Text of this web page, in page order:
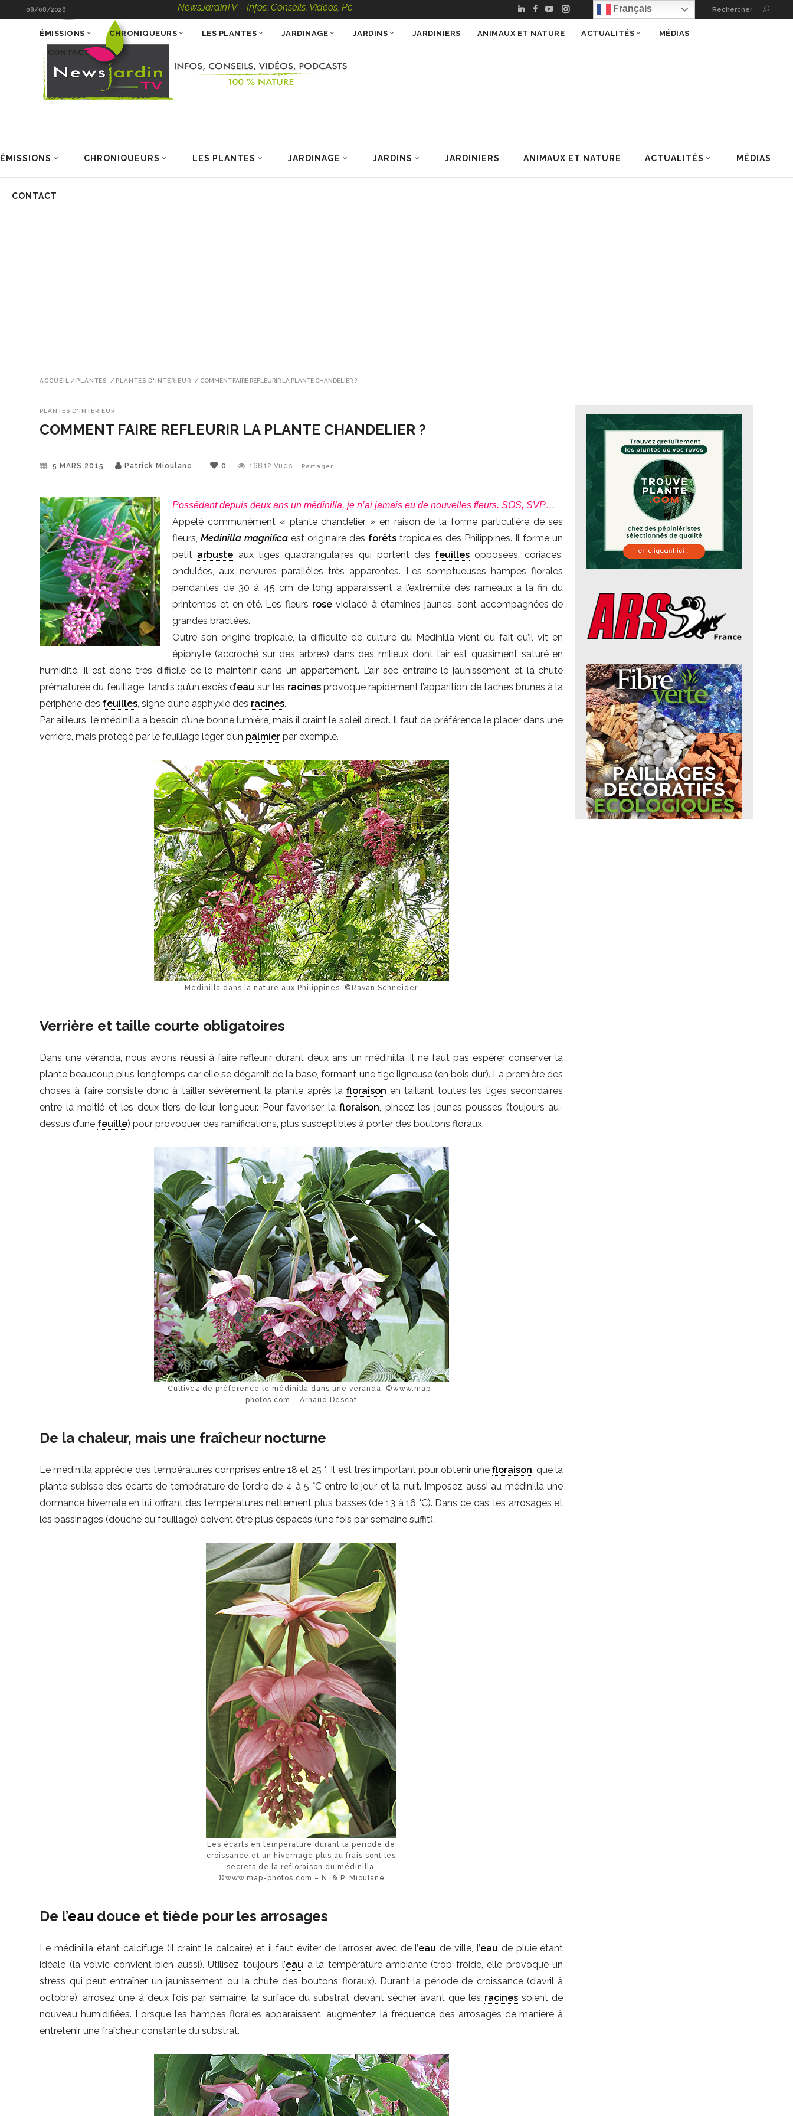
08/08/2026 NewsJardinTV – Infos, Conseils, Vidéos, Podcasts – 100 % Nature Français Rechercher
ÉMISSIONS CHRONIQUEURS LES PLANTES JARDINAGE JARDINS JARDINIERS ANIMAUX ET NATURE ACTUALITÉS MÉDIAS
CONTACT
ÉMISSIONS CHRONIQUEURS LES PLANTES JARDINAGE JARDINS JARDINIERS ANIMAUX ET NATURE ACTUALITÉS MÉDIAS
CONTACT
ACCUEIL / PLANTES / PLANTES D'INTÉRIEUR / COMMENT FAIRE REFLEURIR LA PLANTE CHANDELIER ?
PLANTES D'INTÉRIEUR
COMMENT FAIRE REFLEURIR LA PLANTE CHANDELIER ?
5 MARS 2015 Patrick Mioulane 0 16812 Vues Partager
Possédant depuis deux ans un médinilla, je n’ai jamais eu de nouvelles fleurs. SOS, SVP…
Appelé communément « plante chandelier » en raison de la forme particulière de ses
fleurs,Medinilla magnifica est originaire des forêts tropicales des Philippines. Il forme un
petit arbuste aux tiges quadrangulaires qui portent des feuillesopposées, coriaces,
ondulées, aux nervures parallèles très apparentes. Les somptueuses hampes florales
pendantes de 30 à 45 cm de long apparaissent à l’extrémité des rameaux à la fin du
printemps et en été. Les fleurs roseviolacé, à étamines jaunes, sont accompagnées de
grandes bractées.
Outre son origine tropicale, la difficulté de culture du Medinilla vient du fait qu’il vit en
épiphyte (accroché sur des arbres) dans des milieux dont l’air est quasiment saturé en
humidité. Il est donc très difficile de le maintenir dans un appartement. L’air sec entraîne le jaunissement et la chute
prématurée du feuillage, tandis qu’un excès d’eau sur les racinesprovoque rapidement l’apparition de taches brunes à la
périphérie des feuilles, signe d’une asphyxie des racines.
Par ailleurs, le médinilla a besoin d’une bonne lumière, mais il craint le soleil direct. Il faut de préférence le placer dans une
verrière, mais protégé par le feuillage léger d’un palmier par exemple.
Medinilla dans la nature aux Philippines. ©Ravan Schneider
Verrière et taille courte obligatoires
Dans une véranda, nous avons réussi à faire refleurir durant deux ans un médinilla. Il ne faut pas espérer conserver la
plante beaucoup plus longtemps car elle se dégarnit de la base, formant une tige ligneuse (en bois dur). La première des
choses à faire consiste donc à tailler sévèrement la plante après la floraison en taillant toutes les tiges secondaires
entre la moitié et les deux tiers de leur longueur. Pour favoriser lafloraison, pincez les jeunes pousses (toujours au-
dessus d’une feuille) pour provoquer des ramifications, plus susceptibles à porter des boutons floraux.
Cultivez de préférence le médinilla dans une véranda. ©www.map-
photos.com – Arnaud Descat
De la chaleur, mais une fraîcheur nocturne
Le médinilla apprécie des températures comprises entre 18 et 25 °. Il est très important pour obtenir unefloraison, que la
plante subisse des écarts de température de l’ordre de 4 à 5 °C entre le jour et la nuit. Imposez aussi au médinilla une
dormance hivernale en lui offrant des températures nettement plus basses (de 13 à 16 °C). Dans ce cas, les arrosages et
les bassinages (douche du feuillage) doivent être plus espacés (une fois par semaine suffit).
Les écarts en température durant la période de
croissance et un hivernage plus au frais sont les
secrets de la refloraison du médinilla.
©www.map-photos.com – N. & P. Mioulane
De l’eau douce et tiède pour les arrosages
Le médinilla étant calcifuge (il craint le calcaire) et il faut éviter de l’arroser avec de l’eau de ville, l’eau de pluie étant
idéale (la Volvic convient bien aussi). Utilisez toujours l’eau à la température ambiante (trop froide, elle provoque un
stress qui peut entraîner un jaunissement ou la chute des boutons floraux). Durant la période de croissance (d’avril à
octobre), arrosez une à deux fois par semaine, la surface du substrat devant sécher avant que les racines soient de
nouveau humidifiées. Lorsque les hampes florales apparaissent, augmentez la fréquence des arrosages de manière à
entretenir une fraîcheur constante du substrat.